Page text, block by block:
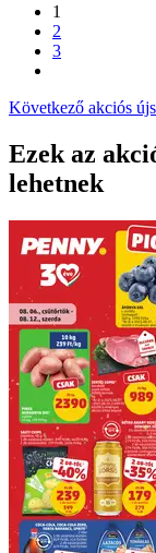
1
2
3
Következő akciós
Ezek az
lehetnek